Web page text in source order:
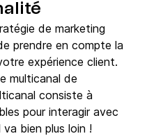
de marketing
prendre en compte la
expérience client.
multicanal de
consiste à
pour interagir avec
va bien plus loin !